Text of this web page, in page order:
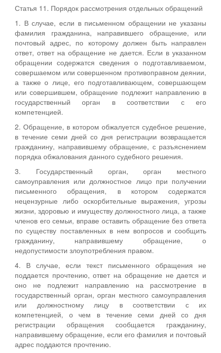
Статья 11. Порядок рассмотрения отдельных обращений
1. В случае, если в письменном обращении не указаны
фамилия гражданина, направившего обращение, или
почтовый адрес, по которому должен быть направлен
ответ, ответ на обращение не дается. Если в указанном
обращении содержатся сведения о подготавливаемом,
совершаемом или совершенном противоправном деянии,
а также о лице, его подготавливающем, совершающем
или совершившем, обращение подлежит направлению в
государственный орган в соответствии с его
компетенцией.
2. Обращение, в котором обжалуется судебное решение,
в течение семи дней со дня регистрации возвращается
гражданину, направившему обращение, с разъяснением
порядка обжалования данного судебного решения.
3. Государственный орган, орган местного
самоуправления или должностное лицо при получении
письменного обращения, в котором содержатся
нецензурные либо оскорбительные выражения, угрозы
жизни, здоровью и имуществу должностного лица, а также
членов его семьи, вправе оставить обращение без ответа
по существу поставленных в нем вопросов и сообщить
гражданину, направившему обращение, о
недопустимости злоупотребления правом.
4. В случае, если текст письменного обращения не
поддается прочтению, ответ на обращение не дается и
оно не подлежит направлению на рассмотрение в
государственный орган, орган местного самоуправления
или должностному лицу в соответствии с их
компетенцией, о чем в течение семи дней со дня
регистрации обращения сообщается гражданину,
направившему обращение, если его фамилия и почтовый
адрес поддаются прочтению.